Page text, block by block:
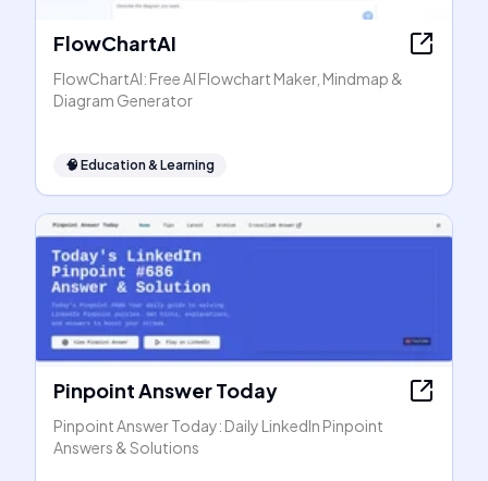
FlowChartAI
FlowChartAI: Free AI Flowchart Maker, Mindmap &
Diagram Generator
🧠 Education & Learning
Pinpoint Answer Today
Pinpoint Answer Today: Daily LinkedIn Pinpoint
Answers & Solutions